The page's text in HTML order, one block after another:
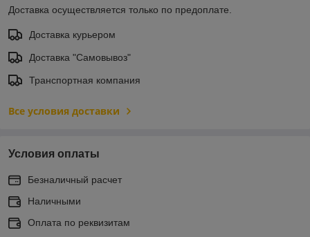
Доставка осуществляется только по предоплате.
Доставка курьером
Доставка "Самовывоз"
Транспортная компания
Все условия доставки
Условия оплаты
Безналичный расчет
Наличными
Оплата по реквизитам